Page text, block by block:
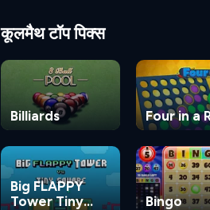
कूलमैथ टॉप पिक्स
Billiards Four in a
Big FLAPPY
Tower Tiny
Bingo